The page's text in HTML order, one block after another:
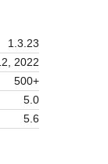
1.3.23
2022
500+
5.0
5.6